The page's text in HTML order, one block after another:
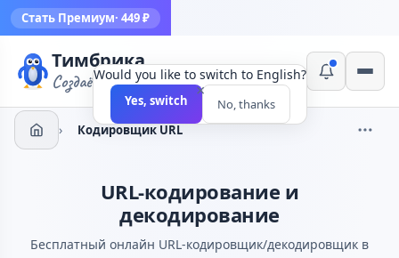
Стать Премиум· 449 ₽
Тимбрика
Создаём инструменты
› Кодировщик URL
URL-кодирование и
декодирование
Бесплатный онлайн URL-кодировщик/декодировщик в
×
Would you like to switch to English?
Yes, switch No, thanks